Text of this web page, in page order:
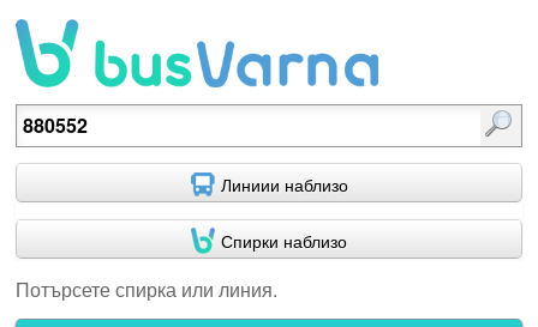
Потърсете спирка или линия.
Линиии наблизо
Спирки наблизо
Потърсете спирка или линия.